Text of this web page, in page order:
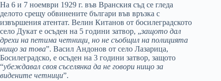
На 6 и 7 ноември 1929 г. във Вранския съд се гледа
делото срещу обвинените българи във връзка с
извършения атентат. Велин Китанов от босилеградското
село Дукат е осъден на 5 години затвор, „защото дал
дрехи на петима четници, но не съобщил на полицията
нищо за това”. Васил Андонов от село Лазарица,
Босилеградско, е осъден на 3 години затвор, защото
“убеждавал своя съселянка да не говори нищо за
видените четници”.